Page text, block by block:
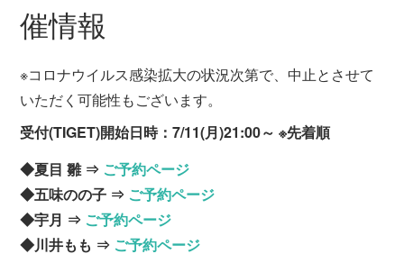
催情報
※コロナウイルス感染拡大の状況次第で、中止とさせて
いただく可能性もございます。
受付(TIGET)開始日時：7/11(月)21:00～ ※先着順
◆夏目 雛 ⇒ ご予約ページ
◆五味のの子 ⇒ ご予約ページ
◆宇月 ⇒ ご予約ページ
◆川井もも ⇒ ご予約ページ